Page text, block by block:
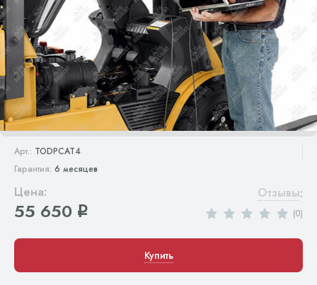
Арт.: TODPCAT4
Гарантия: 6 месяцев
Цена:
55 650 q
Отзывы:
(0)
Купить